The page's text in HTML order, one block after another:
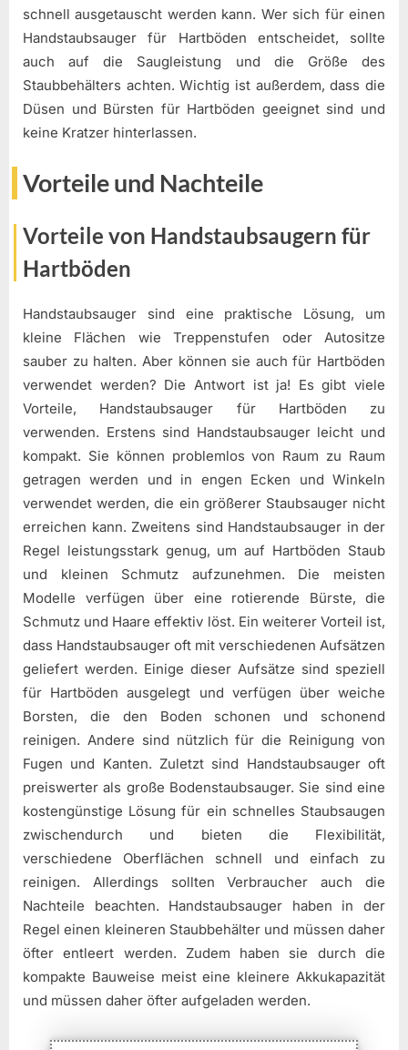
schnell ausgetauscht werden kann. Wer sich für einen
Handstaubsauger für Hartböden entscheidet, sollte
auch auf die Saugleistung und die Größe des
Staubbehälters achten. Wichtig ist außerdem, dass die
Düsen und Bürsten für Hartböden geeignet sind und
keine Kratzer hinterlassen.
Vorteile und Nachteile
Vorteile von Handstaubsaugern für
Hartböden
Handstaubsauger sind eine praktische Lösung, um
kleine Flächen wie Treppenstufen oder Autositze
sauber zu halten. Aber können sie auch für Hartböden
verwendet werden? Die Antwort ist ja! Es gibt viele
Vorteile, Handstaubsauger für Hartböden zu
verwenden. Erstens sind Handstaubsauger leicht und
kompakt. Sie können problemlos von Raum zu Raum
getragen werden und in engen Ecken und Winkeln
verwendet werden, die ein größerer Staubsauger nicht
erreichen kann. Zweitens sind Handstaubsauger in der
Regel leistungsstark genug, um auf Hartböden Staub
und kleinen Schmutz aufzunehmen. Die meisten
Modelle verfügen über eine rotierende Bürste, die
Schmutz und Haare effektiv löst. Ein weiterer Vorteil ist,
dass Handstaubsauger oft mit verschiedenen Aufsätzen
geliefert werden. Einige dieser Aufsätze sind speziell
für Hartböden ausgelegt und verfügen über weiche
Borsten, die den Boden schonen und schonend
reinigen. Andere sind nützlich für die Reinigung von
Fugen und Kanten. Zuletzt sind Handstaubsauger oft
preiswerter als große Bodenstaubsauger. Sie sind eine
kostengünstige Lösung für ein schnelles Staubsaugen
zwischendurch und bieten die Flexibilität,
verschiedene Oberflächen schnell und einfach zu
reinigen. Allerdings sollten Verbraucher auch die
Nachteile beachten. Handstaubsauger haben in der
Regel einen kleineren Staubbehälter und müssen daher
öfter entleert werden. Zudem haben sie durch die
kompakte Bauweise meist eine kleinere Akkukapazität
und müssen daher öfter aufgeladen werden.